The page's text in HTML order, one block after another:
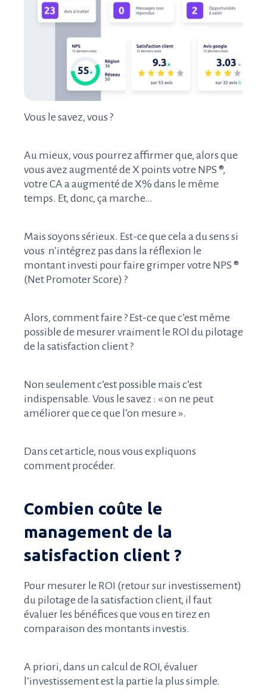
Vous le savez, vous ?
Au mieux, vous pourrez affirmer que, alors que
vous avez augmenté de X points votre NPS ®,
votre CA a augmenté de X% dans le même
temps. Et, donc, ça marche…
Mais soyons sérieux. Est-ce que cela a du sens si
vous n’intégrez pas dans la réflexion le
montant investi pour faire grimper votre NPS ®
(Net Promoter Score) ?
Alors, comment faire ? Est-ce que c’est même
possible de mesurer vraiment le ROI du pilotage
de la satisfaction client ?
Non seulement c’est possible mais c’est
indispensable. Vous le savez : « on ne peut
améliorer que ce que l’on mesure ».
Dans cet article, nous vous expliquons
comment procéder.
Combien coûte le
management de la
satisfaction client ?
Pour mesurer le ROI (retour sur investissement)
du pilotage de la satisfaction client, il faut
évaluer les bénéfices que vous en tirez en
comparaison des montants investis.
A priori, dans un calcul de ROI, évaluer
l’investissement est la partie la plus simple.